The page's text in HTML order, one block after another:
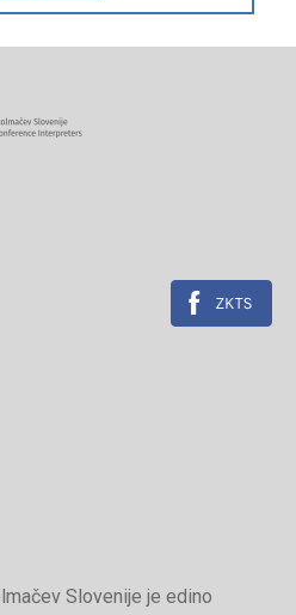
Slovenije je edino